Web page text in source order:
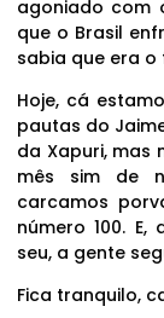
agoniado com
que o Brasil
sabia que era o
Hoje, cá
pautas do
da Xapuri, mas
mês sim de
carcamos
número 100.
seu, a gente
Fica tranquilo,